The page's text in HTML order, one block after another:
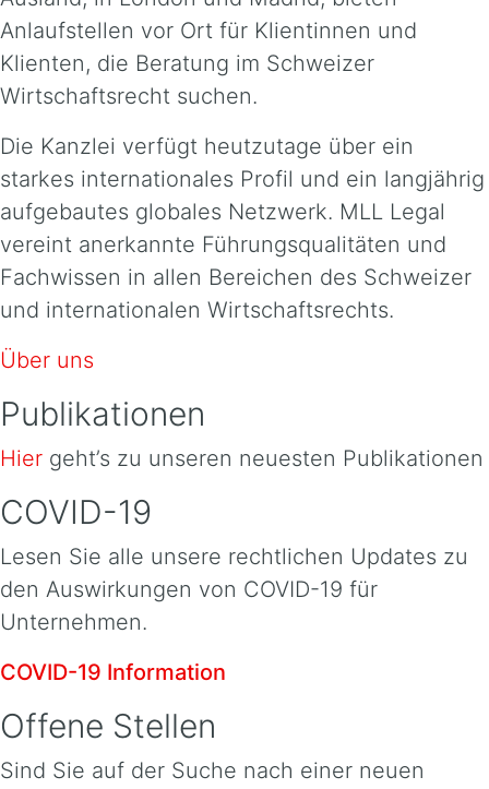
Anlaufstellen vor Ort für Klientinnen und
Klienten, die Beratung im Schweizer
Wirtschaftsrecht suchen.
Die Kanzlei verfügt heutzutage über ein
starkes internationales Profil und ein langjährig
aufgebautes globales Netzwerk. MLL Legal
vereint anerkannte Führungsqualitäten und
Fachwissen in allen Bereichen des Schweizer
und internationalen Wirtschaftsrechts.
Über uns
Publikationen
Hier geht’s zu unseren neuesten Publikationen
COVID-19
Lesen Sie alle unsere rechtlichen Updates zu
den Auswirkungen von COVID-19 für
Unternehmen.
COVID-19 Information
Offene Stellen
Sind Sie auf der Suche nach einer neuen